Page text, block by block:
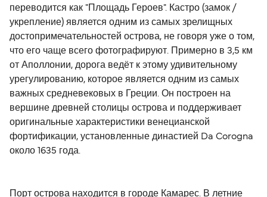
переводится как "Площадь Героев". Кастро (замок /
укрепление) является одним из самых зрелищных
достопримечательностей острова, не говоря уже о том,
что его чаще всего фотографируют. Примерно в 3,5 км
от Аполлонии, дорога ведёт к этому удивительному
урегулированию, которое является одним из самых
важных средневековых в Греции. Он построен на
вершине древней столицы острова и поддерживает
оригинальные характеристики венецианской
фортификации, установленные династией Da Corogna
около 1635 года.
Порт острова находится в городе Камарес. В летние